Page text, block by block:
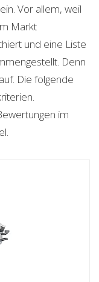
Vor allem, weil
Markt
und eine Liste
Denn
Die folgende
im